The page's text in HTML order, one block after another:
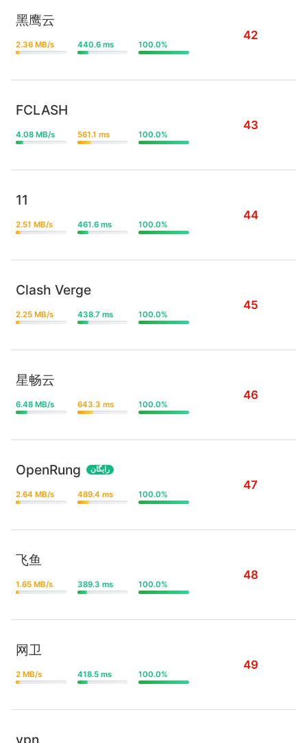
黑鹰云
2.36 MB/s 440.6 ms 100.0%
42
FCLASH
4.08 MB/s 561.1 ms 100.0%
43
11
2.51 MB/s 461.6 ms 100.0%
44
Clash Verge
2.25 MB/s 438.7 ms 100.0%
45
星畅云
6.48 MB/s 643.3 ms 100.0%
46
OpenRung رایگان
2.64 MB/s 489.4 ms 100.0%
47
飞鱼
1.65 MB/s 389.3 ms 100.0%
48
网卫
2 MB/s 418.5 ms 100.0%
49
vpn